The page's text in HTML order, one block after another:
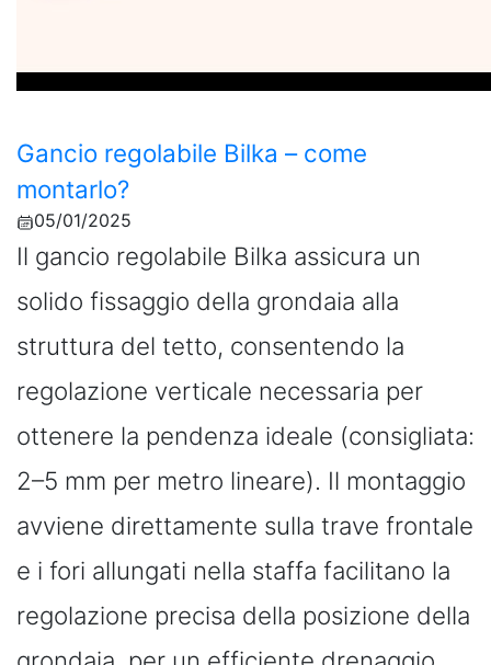
Gancio regolabile Bilka – come
montarlo?
05/01/2025
Il gancio regolabile Bilka assicura un
solido fissaggio della grondaia alla
struttura del tetto, consentendo la
regolazione verticale necessaria per
ottenere la pendenza ideale (consigliata:
2–5 mm per metro lineare). Il montaggio
avviene direttamente sulla trave frontale
e i fori allungati nella staffa facilitano la
regolazione precisa della posizione della